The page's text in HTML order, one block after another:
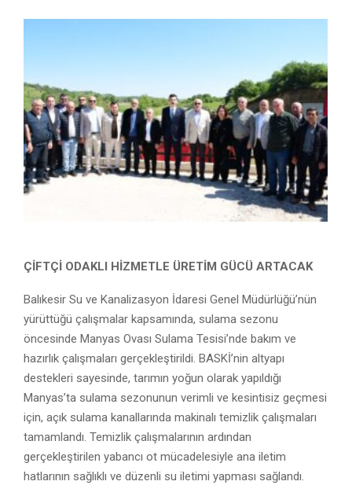
ÇİFTÇİ ODAKLI HİZMETLE ÜRETİM GÜCÜ ARTACAK
Balıkesir Su ve Kanalizasyon İdaresi Genel Müdürlüğü’nün
yürüttüğü çalışmalar kapsamında, sulama sezonu
öncesinde Manyas Ovası Sulama Tesisi’nde bakım ve
hazırlık çalışmaları gerçekleştirildi. BASKİ’nin altyapı
destekleri sayesinde, tarımın yoğun olarak yapıldığı
Manyas’ta sulama sezonunun verimli ve kesintisiz geçmesi
için, açık sulama kanallarında makinalı temizlik çalışmaları
tamamlandı. Temizlik çalışmalarının ardından
gerçekleştirilen yabancı ot mücadelesiyle ana iletim
hatlarının sağlıklı ve düzenli su iletimi yapması sağlandı.